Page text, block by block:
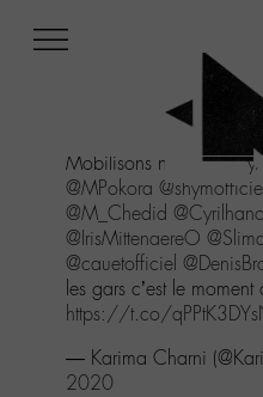
au
menu
Aller
au
contenu
Aller
recherche
Mobilisons nous!
@MPokora @shymofficiel
@M_Chedid
@IrisMittenaereO
@cauetofficiel
les gars c’est le
https://t.co/
— Karima Charni
2020